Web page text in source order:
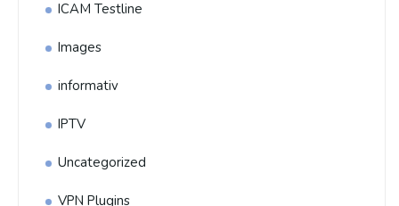
ICAM Testline
Images
informativ
IPTV
Uncategorized
VPN Plugins